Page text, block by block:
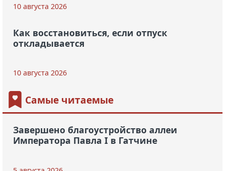
10 августа 2026
Как восстановиться, если отпуск
откладывается
10 августа 2026
Самые читаемые
Завершено благоустройство аллеи
Императора Павла I в Гатчине